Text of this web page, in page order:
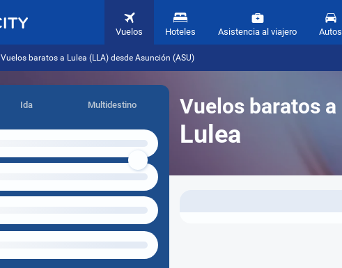
Vuelos Hoteles Asistencia al viajero Autos
Vuelos baratos a Lulea (LLA) desde Asunción (ASU)
Vuelos baratos a
Lulea
Ida Multidestino